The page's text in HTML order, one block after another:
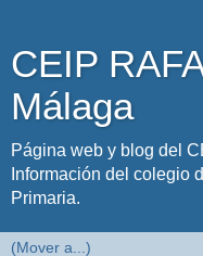
CEIP
Málaga
Página web y blog del
Información del colegio
Primaria.